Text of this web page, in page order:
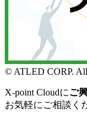
© ATLED CORP. All
X-point Cloudにご
お気軽にご相談く